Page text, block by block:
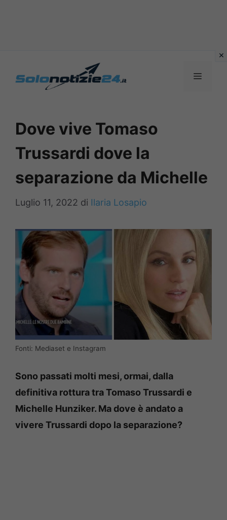
MENU
Dove vive Tomaso
Trussardi dove la
separazione da Michelle
Luglio 11, 2022 di Ilaria Losapio
Fonti: Mediaset e Instagram
Sono passati molti mesi, ormai, dalla
definitiva rottura tra Tomaso Trussardi e
Michelle Hunziker. Ma dove è andato a
vivere Trussardi dopo la separazione?